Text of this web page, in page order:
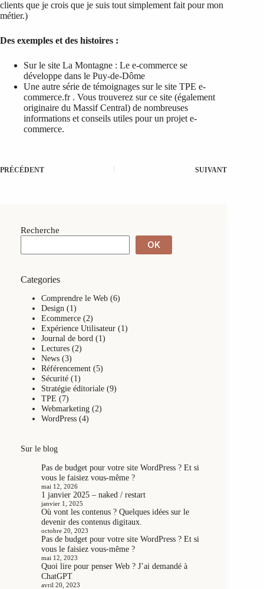
clients que je crois que je suis tout simplement fait pour mon
métier.)
Des exemples et des histoires :
Sur le site La Montagne : Le e-commerce se
développe dans le Puy-de-Dôme
Une autre série de témoignages sur le site TPE e-
commerce.fr . Vous trouverez sur ce site (également
originaire du Massif Central) de nombreuses
informations et conseils utiles pour un projet e-
commerce.
PRÉCÉDENT SUIVANT
Recherche
OK
Categories
Comprendre le Web (6)
Design (1)
Ecommerce (2)
Expérience Utilisateur (1)
Journal de bord (1)
Lectures (2)
News (3)
Référencement (5)
Sécurité (1)
Stratégie éditoriale (9)
TPE (7)
Webmarketing (2)
WordPress (4)
Sur le blog
Pas de budget pour votre site WordPress ? Et si
vous le faisiez vous-même ?
mai 12, 2026
1 janvier 2025 – naked / restart
janvier 1, 2025
Où vont les contenus ? Quelques idées sur le
devenir des contenus digitaux.
octobre 20, 2023
Pas de budget pour votre site WordPress ? Et si
vous le faisiez vous-même ?
mai 12, 2023
Quoi lire pour penser Web ? J’ai demandé à
ChatGPT
avril 20, 2023